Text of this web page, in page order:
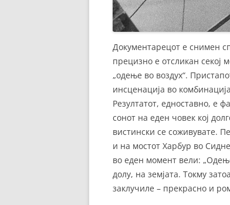
Документарецот е снимен
прецизно е отсликан секој
„одење во воздух“.
инсценација во
Резултатот, едноставно, е
сонот на еден човек кој
вистински се соживувате.
и на мостот Харбур во
во еден момент вели:
долу, на земјата. Токму
заклучиле – прекрасно и